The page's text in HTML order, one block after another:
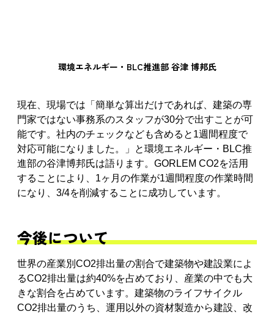
環境エネルギー・BLC推進部 谷津 博邦氏
現在、現場では「簡単な算出だけであれば、建築の専
門家ではない事務系のスタッフが30分で出すことが可
能です。社内のチェックなども含めると1週間程度で
対応可能になりました。」と環境エネルギー・BLC推
進部の谷津博邦氏は語ります。GORLEM CO2を活用
することにより、1ヶ月の作業が1週間程度の作業時間
になり、3/4を削減することに成功しています。
今後について
世界の産業別CO2排出量の割合で建築物や建設業によ
るCO2排出量は約40%を占めており、産業の中でも大
きな割合を占めています。建築物のライフサイクル
CO2排出量のうち、運用以外の資材製造から建設、改